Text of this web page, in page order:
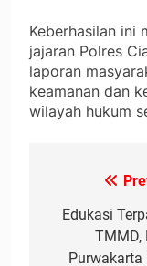
Keberhasilan ini
jajaran Polres
laporan
keamanan dan
wilayah hukum
Navigasi
pos
Edukasi
TMMD,
Purwakarta